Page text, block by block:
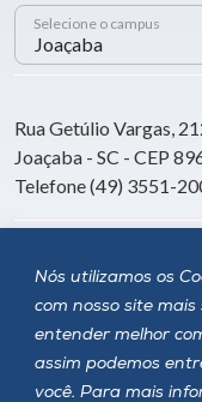
Nós utilizamos os
com nosso site
entender melhor
assim podemos
você. Para mais
Selecione o campus
Rua Getúlio Vargas,
Joaçaba - SC - CEP
Telefone (49) 3551-
Siga a